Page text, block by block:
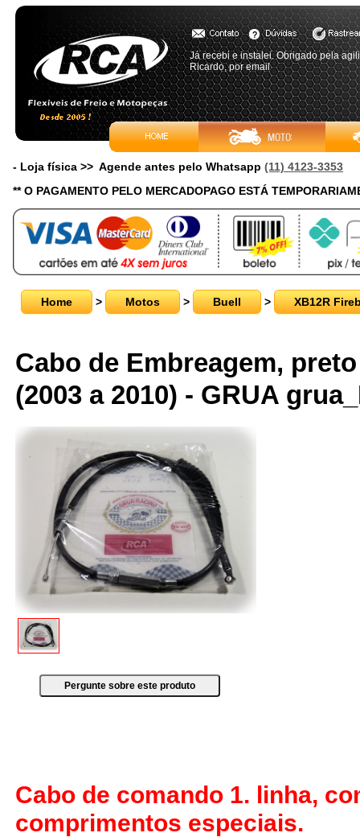
Já recebi e instalei. Obrigado pela
Ricardo, por email
- Loja física >> Agende antes pelo Whatsapp (11) 4123-3353
** O PAGAMENTO PELO MERCADOPAGO ESTÁ
Home > Motos > Buell > XB12R
Cabo de Embreagem,
(2003 a 2010) - GRUA
Cabo de comando 1. linha,
comprimentos especiais.